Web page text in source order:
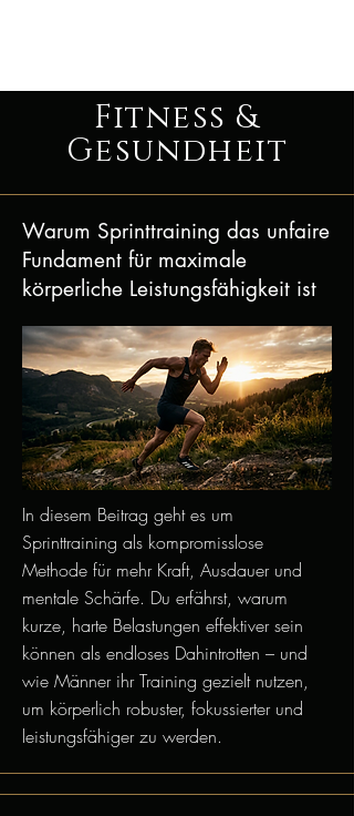
Fitness &
Gesundheit
Warum Sprinttraining das unfaire
Fundament für maximale
körperliche Leistungsfähigkeit ist
In diesem Beitrag geht es um
Sprinttraining als kompromisslose
Methode für mehr Kraft, Ausdauer und
mentale Schärfe. Du erfährst, warum
kurze, harte Belastungen effektiver sein
können als endloses Dahintrotten – und
wie Männer ihr Training gezielt nutzen,
um körperlich robuster, fokussierter und
leistungsfähiger zu werden.